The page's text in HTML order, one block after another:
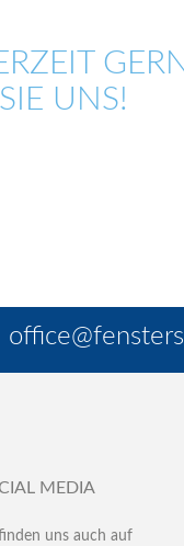
UNS!
MEDIA
uns auch auf